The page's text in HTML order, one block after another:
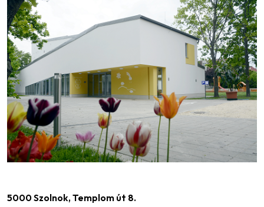
5000 Szolnok, Templom út 8.